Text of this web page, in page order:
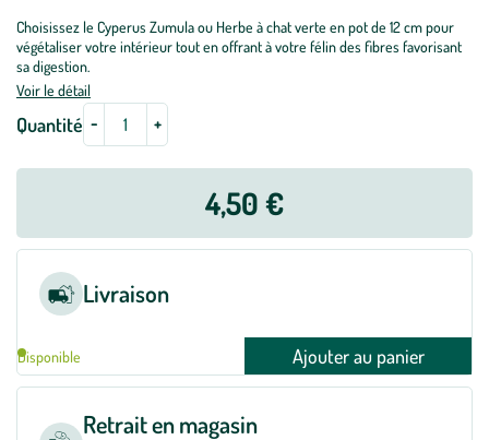
Choisissez le Cyperus Zumula ou Herbe à chat verte en pot de 12 cm pour
végétaliser votre intérieur tout en offrant à votre félin des fibres favorisant
sa digestion.
Voir le détail
Quantité - +
4,50 €
Livraison
Disponible Ajouter au panier
Retrait en magasin